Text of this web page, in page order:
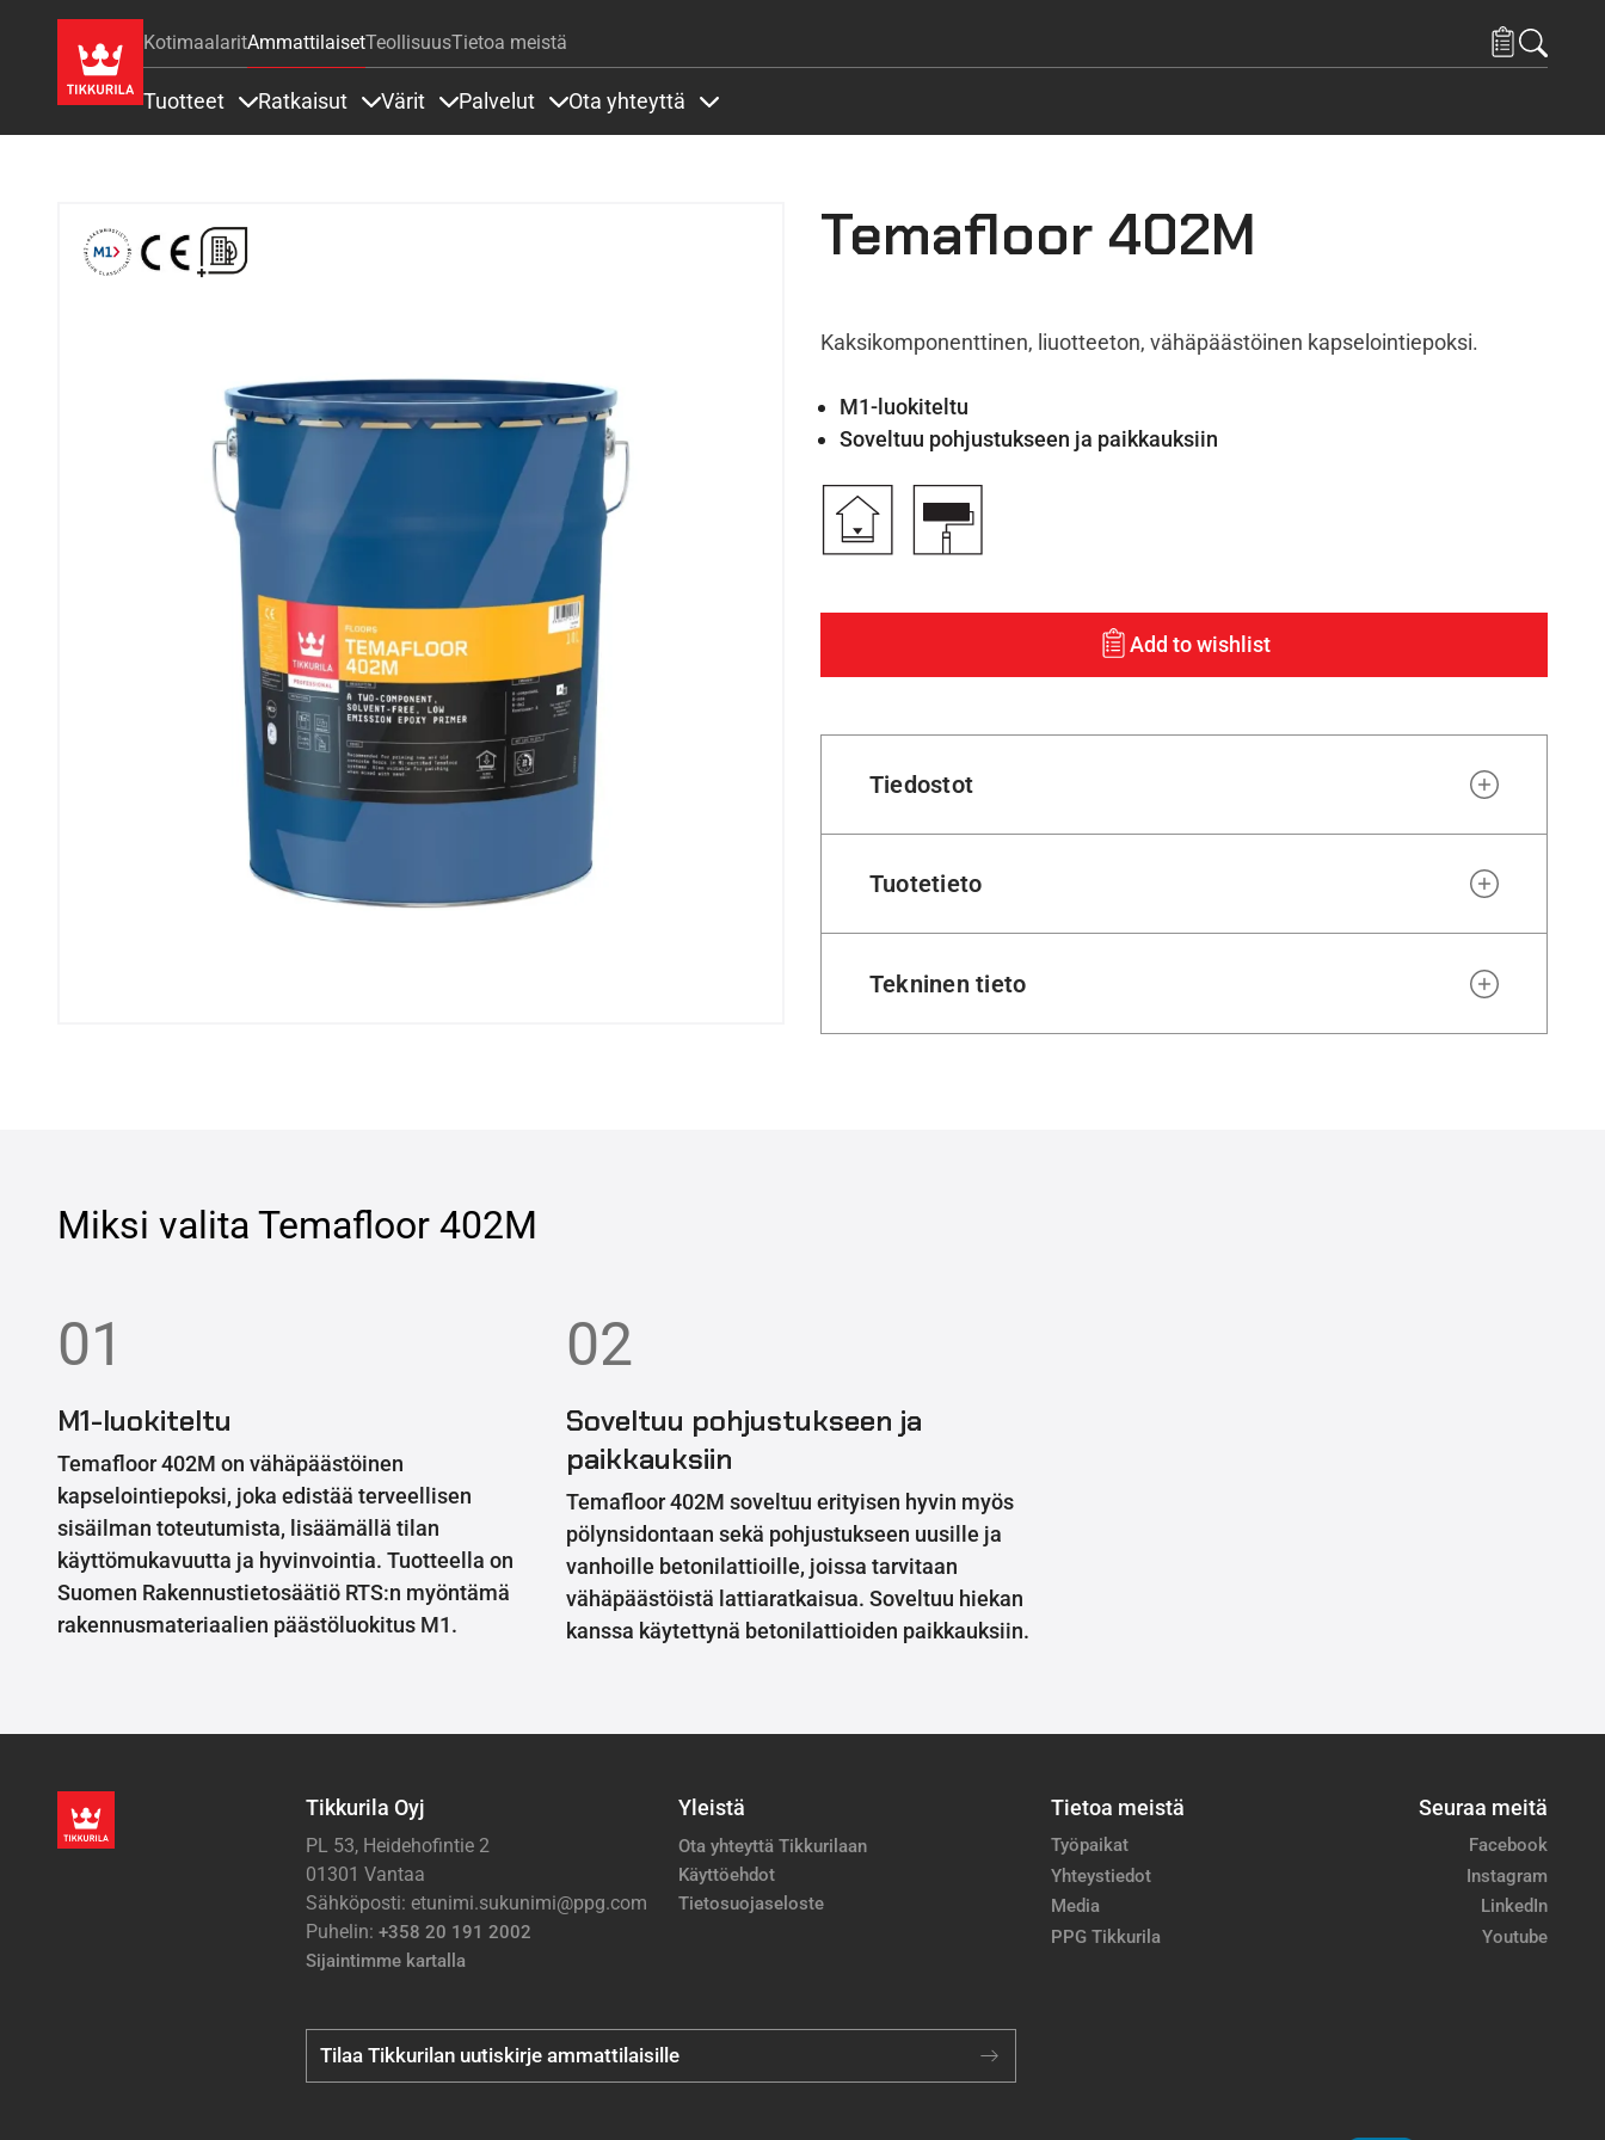
KotimaalaritAmmattilaisetTeollisuusTietoa meistä
Tuotteet Ratkaisut Värit Palvelut Ota yhteyttä
Temafloor 402M
Kaksikomponenttinen, liuotteeton, vähäpäästöinen kapselointiepoksi.
M1-luokiteltu
Soveltuu pohjustukseen ja paikkauksiin
Add to wishlist
Tiedostot
Tuotetieto
Tekninen tieto
Miksi valita Temafloor 402M
01
M1-luokiteltu
Temafloor 402M on vähäpäästöinen
kapselointiepoksi, joka edistää terveellisen
sisäilman toteutumista, lisäämällä tilan
käyttömukavuutta ja hyvinvointia. Tuotteella on
Suomen Rakennustietosäätiö RTS:n myöntämä
rakennusmateriaalien päästöluokitus M1.
02
Soveltuu pohjustukseen ja
paikkauksiin
Temafloor 402M soveltuu erityisen hyvin myös
pölynsidontaan sekä pohjustukseen uusille ja
vanhoille betonilattioille, joissa tarvitaan
vähäpäästöistä lattiaratkaisua. Soveltuu hiekan
kanssa käytettynä betonilattioiden paikkauksiin.
Tikkurila Oyj
PL 53, Heidehofintie 2
01301 Vantaa
Sähköposti: etunimi.sukunimi@ppg.com
Puhelin: +358 20 191 2002
Sijaintimme kartalla
Yleistä
Ota yhteyttä Tikkurilaan
Käyttöehdot
Tietosuojaseloste
Tietoa meistä
Työpaikat
Yhteystiedot
Media
PPG Tikkurila
Seuraa meitä
Facebook
Instagram
LinkedIn
Youtube
Tilaa Tikkurilan uutiskirje ammattilaisille